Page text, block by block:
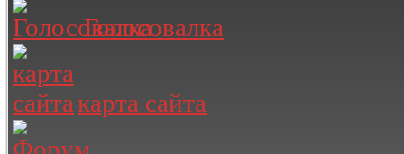
Голосовалка
карта сайта